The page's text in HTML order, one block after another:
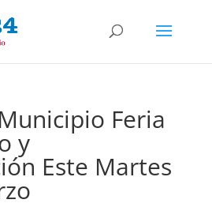
Feria
y
Este Martes